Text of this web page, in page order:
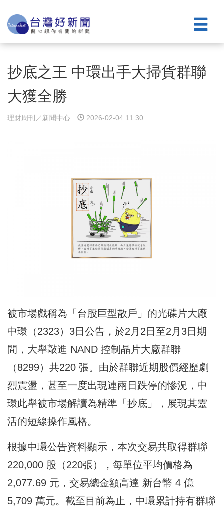
抄底之王 中環出手大掃貨群聯
大獲全勝
理財周刊／新聞中心 2026-02-04 11:30
被市場戲稱為「台股巨型散戶」的光碟片大廠
中環（2323）3日公告，於2月2日至2月3日期
間，大舉敲進 NAND 控制晶片大廠群聯
（8299）共220 張。由於群聯近期股價經歷劇
烈震盪，甚至一度出現連兩日跌停的慘況，中
環此舉被市場解讀為精準「抄底」，展現其靈
活的短線操作風格。
根據中環公告資料顯示，本次交易共取得群聯
220,000 股（220張），每單位平均價格為
2,077.69 元，交易總金額高達 新台幣 4 億
5,709 萬元。截至目前為止，中環累計持有群聯